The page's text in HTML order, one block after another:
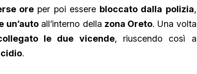
ore per poi essere bloccato dalla polizia,
un’autoall’interno della zona Oreto. Una volta
le due vicende, riuscendo così a
.